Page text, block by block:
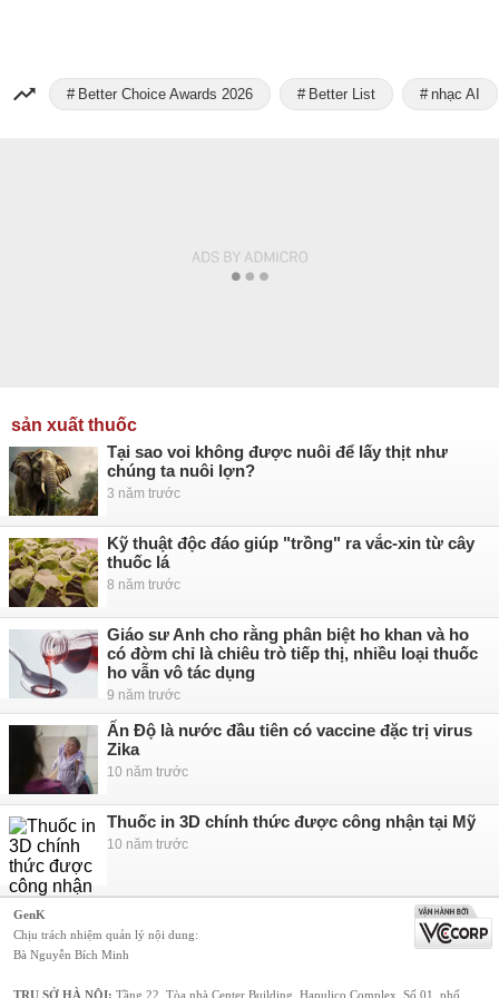
Better Choice Awards 2026 Better List nhạc AI
sản xuất thuốc
Tại sao voi không được nuôi để lấy thịt như
chúng ta nuôi lợn?
3 năm trước
Kỹ thuật độc đáo giúp "trồng" ra vắc-xin từ cây
thuốc lá
8 năm trước
Giáo sư Anh cho rằng phân biệt ho khan và ho
có đờm chỉ là chiêu trò tiếp thị, nhiều loại thuốc
ho vẫn vô tác dụng
9 năm trước
Ấn Độ là nước đầu tiên có vaccine đặc trị virus
Zika
10 năm trước
Thuốc in 3D chính thức được công nhận tại Mỹ
10 năm trước
GenK
Chịu trách nhiệm quản lý nội dung:
Bà Nguyễn Bích Minh
TRỤ SỞ HÀ NỘI: Tầng 22, Tòa nhà Center Building, Hapulico Complex, Số 01, phố